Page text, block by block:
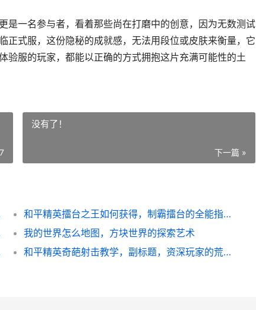
是一名参与者，看着那些尚在打磨中的创意，因为无数测试
正式服，这份隐秘的成就感，无法用段位或皮肤来衡量，它
验服的玩家，都能以正确的方式拥抱这片充满可能性的土
没有了！
下一篇 »
和平精英擂台之王如何获得，制霸擂台的全能指南
我的世界怎么地图，方块世界的探索艺术
和平精英奇葩射击教学，副标题，资深玩家的荒诞战术指南